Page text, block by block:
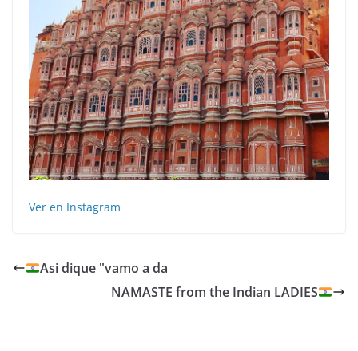
Ver en Instagram
Asi dique "vamo a da
NAMASTE from the Indian LADIES